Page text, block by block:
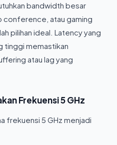
bandwidth besar
conference, atau gaming
pilihan ideal. Latency yang
tinggi memastikan
atau lag yang
Frekuensi 5 GHz
frekuensi 5 GHz menjadi